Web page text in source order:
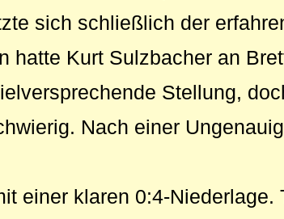
sich schließlich der
hatte Kurt Sulzbacher an
Stellung,
Nach einer
einer klaren 0:4-Niederlage.